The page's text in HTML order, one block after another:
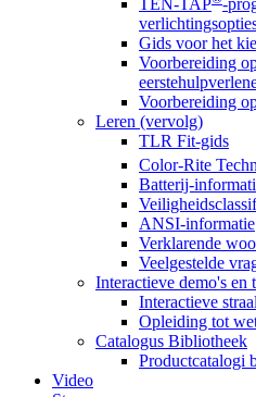
TEN-TAP -
Gids voor het
Voorbereiding
Voorbereiding
Leren (vervolg)
TLR Fit-gids
Color-Rite
Batterij-
ANSI-informatie
Verklarende
Veelgestelde
Interactieve demo's en
Interactieve
Opleiding tot
Catalogus Bibliotheek
Productcatalogi
Video